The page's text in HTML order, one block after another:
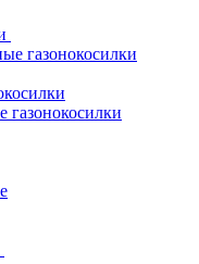
газонокосилки
газонокосилки